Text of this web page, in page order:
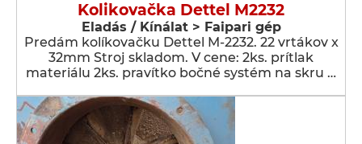
Kolikovačka Dettel M2232
Eladás / Kínálat > Faipari gép
Predám kolíkovačku Dettel M-2232. 22 vrtákov x
32mm Stroj skladom. V cene: 2ks. prítlak
materiálu 2ks. pravítko bočné systém na skru …